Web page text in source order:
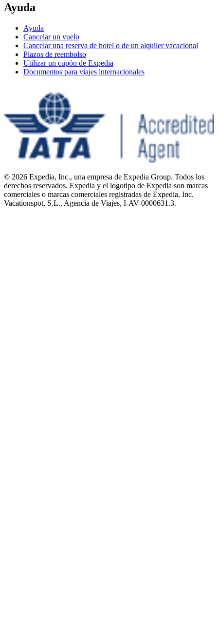
Ayuda
Ayuda
Cancelar un vuelo
Cancelar una reserva de hotel o de un alquiler vacacional
Plazos de reembolso
Utilizar un cupón de Expedia
Documentos para viajes internacionales
© 2026 Expedia, Inc., una empresa de Expedia Group. Todos los
derechos reservados. Expedia y el logotipo de Expedia son marcas
comerciales o marcas comerciales registradas de Expedia, Inc.
Vacationspot, S.L., Agencia de Viajes, I-AV-0000631.3.